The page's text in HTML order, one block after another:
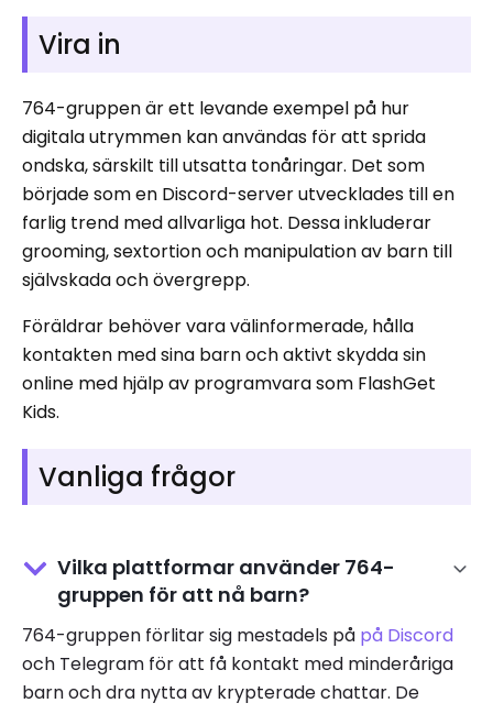
Vira in
764-gruppen är ett levande exempel på hur
digitala utrymmen kan användas för att sprida
ondska, särskilt till utsatta tonåringar. Det som
började som en Discord-server utvecklades till en
farlig trend med allvarliga hot. Dessa inkluderar
grooming, sextortion och manipulation av barn till
självskada och övergrepp.
Föräldrar behöver vara välinformerade, hålla
kontakten med sina barn och aktivt skydda sin
online med hjälp av programvara som FlashGet
Kids.
Vanliga frågor
Vilka plattformar använder 764-
gruppen för att nå barn?
764-gruppen förlitar sig mestadels på på Discord
och Telegram för att få kontakt med minderåriga
barn och dra nytta av krypterade chattar. De